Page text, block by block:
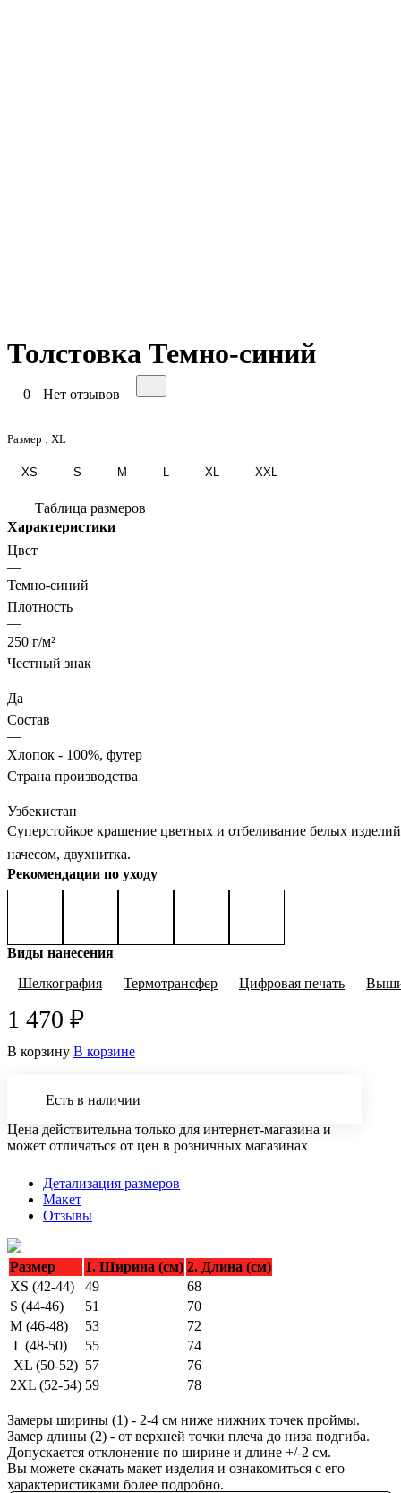
Толстовка Темно-синий
0 Нет отзывов
Размер : XL
XS S M XL XXL
Таблица размеров
Характеристики
Цвет
—
Темно-синий
Плотность
—
250 г/м²
Честный знак
—
Да
Состав
—
Хлопок - 100%, футер
Страна производства
—
Узбекистан
Суперстойкое крашение цветных и отбеливание белых
начесом, двухнитка.
Рекомендации по уходу
Виды нанесения
Шелкография
Термотрансфер Цифровая печать
1 470 ₽
В корзину В корзине
Есть в наличии
Цена действительна только для интернет-магазина и
может отличаться от цен в розничных магазинах
Детализация размеров
Макет
Отзывы
Размер 1. Ширина (см) 2. Длина (см)
XS (42-44)
49
68
S (44-46)
51
70
M (46-48)
53
72
L (48-50)
55
74
XL (50-52) 57
76
2XL (52-54) 59 78
Замеры ширины (1) - 2-4 см ниже нижних точек проймы.
Замер длины (2) - от верхней точки плеча до низа подгиба.
Допускается отклонение по ширине и длине +/-2 см.
Вы можете скачать макет изделия и ознакомиться с его
характеристиками более подробно.